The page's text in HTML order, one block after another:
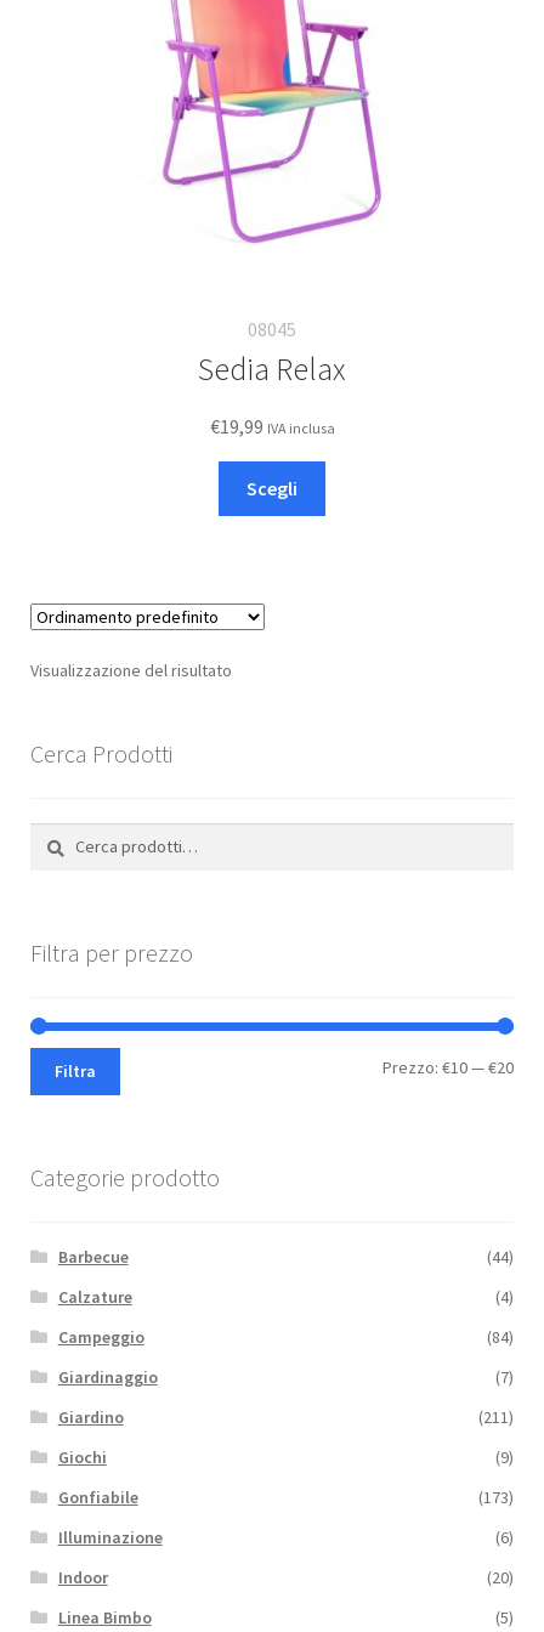
08045
Sedia Relax
€19,99 IVA inclusa
Scegli
Visualizzazione del risultato
Cerca Prodotti
Cerca:
Cerca
Filtra per prezzo
Filtra Prezzo: €10—€20
Categorie prodotto
Barbecue
(44)
Calzature
(4)
Campeggio
(84)
Giardinaggio
(7)
Giardino
(211)
Giochi
(9)
Gonfiabile
(173)
Illuminazione
(6)
Indoor
(20)
Linea Bimbo
(5)